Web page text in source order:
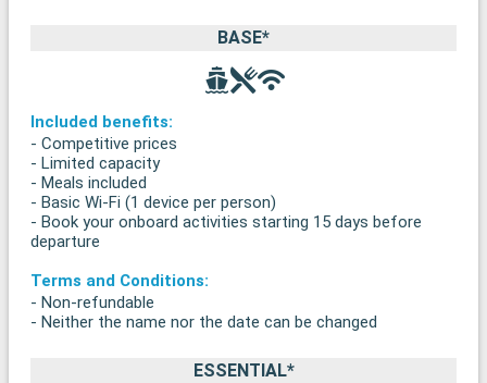
BASE*
Included benefits:
- Competitive prices
- Limited capacity
- Meals included
- Basic Wi-Fi (1 device per person)
- Book your onboard activities starting 15 days before
departure
Terms and Conditions:
- Non-refundable
- Neither the name nor the date can be changed
ESSENTIAL*